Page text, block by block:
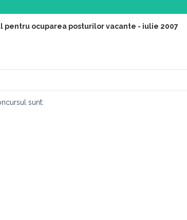
pentru ocuparea posturilor vacante - iulie 2007
sunt: